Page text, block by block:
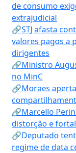
de consumo
extrajudicial
🔗STJ afasta
valores pagos a
dirigentes
🔗Ministro
no MinC
🔗Moraes
🔗Marcello
distorção e
🔗Deputado
regime de data